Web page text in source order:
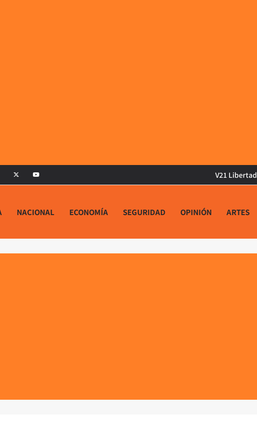
V21 Libertad
NACIONAL ECONOMÍA SEGURIDAD OPINIÓN ARTES